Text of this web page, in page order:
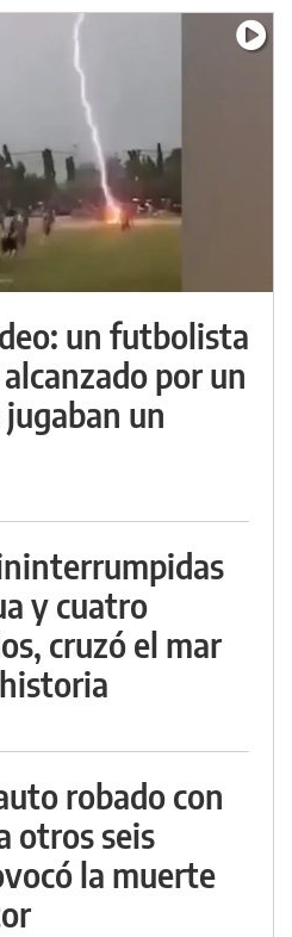
un futbolista
por un
un
y cuatro
cruzó el mar
robado con
otros seis
la muerte